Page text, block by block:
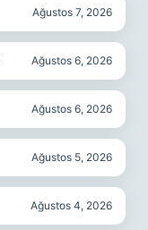
Ağustos 7, 2026
Ağustos 6, 2026
Ağustos 6, 2026
Ağustos 5, 2026
Ağustos 4, 2026